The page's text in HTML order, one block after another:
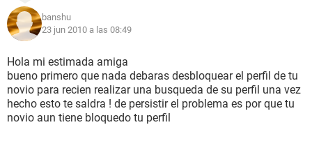
banshu
23 jun 2010 a las 08:49
Hola mi estimada amiga
bueno primero que nada debaras desbloquear el perfil de tu
novio para recien realizar una busqueda de su perfil una vez
hecho esto te saldra ! de persistir el problema es por que tu
novio aun tiene bloquedo tu perfil